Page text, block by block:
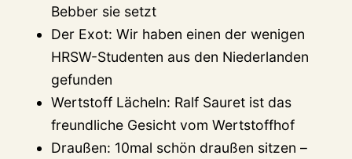
Bebber sie setzt
Der Exot: Wir haben einen der wenigen
HRSW-Studenten aus den Niederlanden
gefunden
Wertstoff Lächeln: Ralf Sauret ist das
freundliche Gesicht vom Wertstoffhof
Draußen: 10mal schön draußen sitzen –